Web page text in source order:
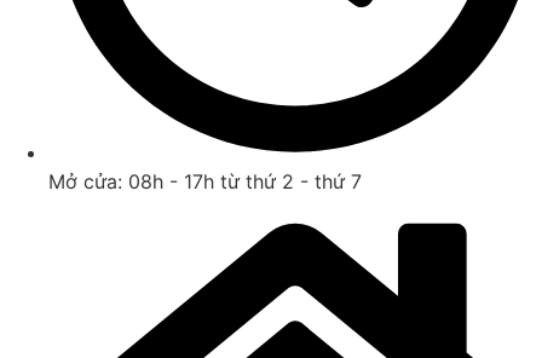
Mở cửa: 08h - 17h từ thứ 2 - thứ 7